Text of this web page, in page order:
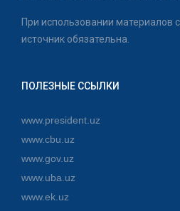
При использовании материалов
источник обязательна.
ПОЛЕЗНЫЕ ССЫЛКИ
www.president.uz
www.cbu.uz
www.gov.uz
www.uba.uz
www.ek.uz